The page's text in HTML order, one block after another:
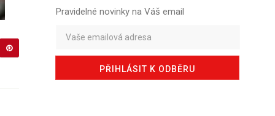
Pravidelné novinky na Váš email